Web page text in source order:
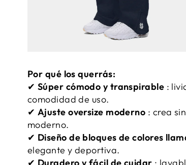
Por qué los querrás:
✔ Súper cómodo y transpirable :
comodidad de uso.
✔ Ajuste oversize moderno : crea
moderno.
✔ Diseño de bloques de colores
elegante y deportiva.
✔ Duradero y fácil de cuidar :